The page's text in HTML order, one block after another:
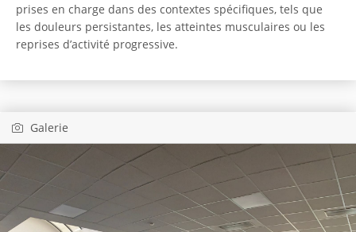
prises en charge dans des contextes spécifiques, tels que
les douleurs persistantes, les atteintes musculaires ou les
reprises d’activité progressive.
Galerie